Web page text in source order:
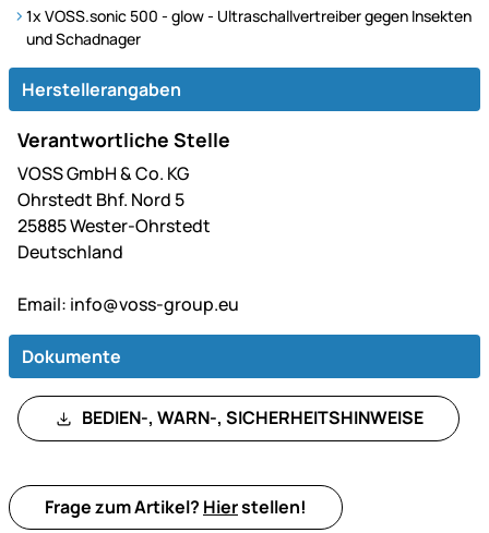
1x VOSS.sonic 500 - glow - Ultraschallvertreiber gegen Insekten
und Schadnager
Herstellerangaben
Verantwortliche Stelle
VOSS GmbH & Co. KG
Ohrstedt Bhf. Nord 5
25885 Wester-Ohrstedt
Deutschland
Email: info@voss-group.eu
Dokumente
BEDIEN-, WARN-, SICHERHEITSHINWEISE
Frage zum Artikel? Hierstellen!